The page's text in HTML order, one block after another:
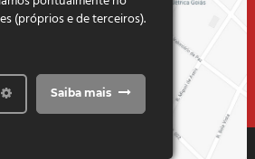
(próprios e de terceiros).
Saiba mais